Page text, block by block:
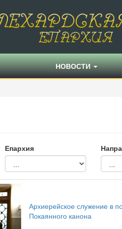
НОВОСТИ
Епархия
Архиерейское служение в
Покаянного канона